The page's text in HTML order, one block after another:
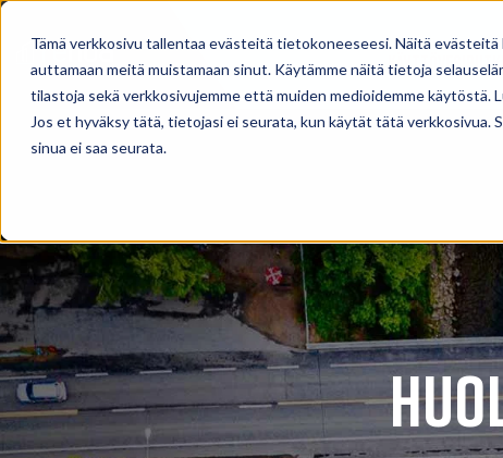
Tämä verkkosivu tallentaa evästeitä tietokoneeseesi. Näitä
auttamaan meitä muistamaan sinut. Käytämme näitä tietoja
tilastoja sekä verkkosivujemme että muiden medioidemme
Jos et hyväksy tätä, tietojasi ei seurata, kun käytät tätä verkkosivua.
sinua ei saa seurata.